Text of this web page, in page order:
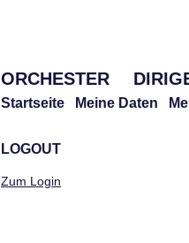
ORCHESTER
Startseite Meine Daten
LOGOUT
Zum Login